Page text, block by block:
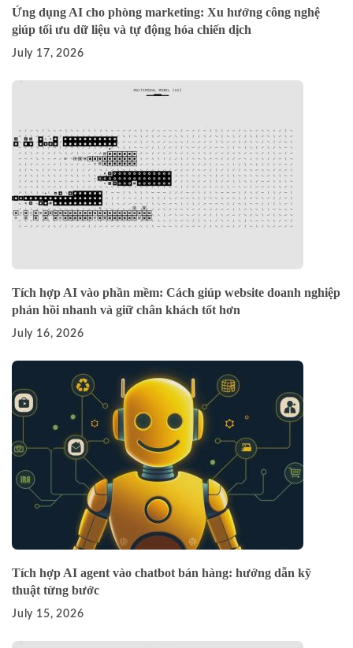
Ứng dụng AI cho phòng marketing: Xu hướng công nghệ
giúp tối ưu dữ liệu và tự động hóa chiến dịch
July 17, 2026
Tích hợp AI vào phần mềm: Cách giúp website doanh nghiệp
phản hồi nhanh và giữ chân khách tốt hơn
July 16, 2026
Tích hợp AI agent vào chatbot bán hàng: hướng dẫn kỹ
thuật từng bước
July 15, 2026